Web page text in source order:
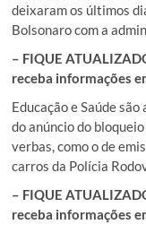
deixaram os últimos
Bolsonaro com a
– FIQUE
receba informações
Educação e Saúde
do anúncio do
verbas, como o de
carros da Polícia
– FIQUE
receba informações